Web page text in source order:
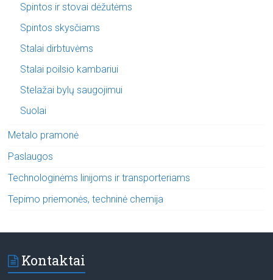
Spintos ir stovai dėžutėms
Spintos skysčiams
Stalai dirbtuvėms
Stalai poilsio kambariui
Stelažai bylų saugojimui
Suolai
Metalo pramonė
Paslaugos
Technologinėms linijoms ir transporteriams
Tepimo priemonės, techninė chemija
Kontaktai